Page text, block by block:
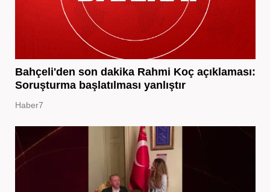
Bahçeli'den son dakika Rahmi Koç açıklaması:
Soruşturma başlatılması yanlıştır
Haber7